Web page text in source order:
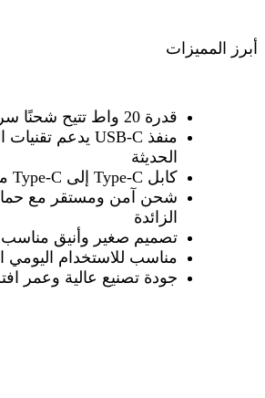
أبرز المميزات
قدرة 20 واط تتيح شحنًا سريعًا وفعالًا
منفذ USB-C يدعم
الحديثة
كابل Type-C إلى Type-C
شحن آمن ومستقر مع
الزائدة
تصميم صغير وأنيق مناسب
مناسب للاستخدام
جودة تصنيع عالية وعمر